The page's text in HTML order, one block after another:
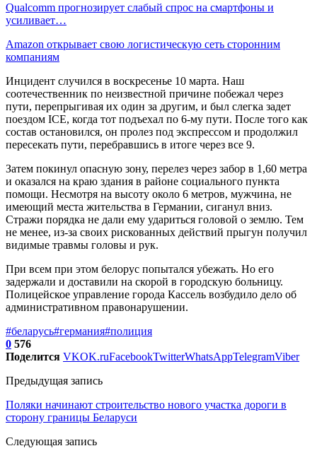
Qualcomm прогнозирует слабый спрос на смартфоны и
усиливает…
Amazon открывает свою логистическую сеть сторонним
компаниям
Инцидент случился в воскресенье 10 марта. Наш
соотечественник по неизвестной причине побежал через
пути, перепрыгивая их один за другим, и был слегка задет
поездом ICE, когда тот подъехал по 6-му пути. После того как
состав остановился, он пролез под экспрессом и продолжил
пересекать пути, перебравшись в итоге через все 9.
Затем покинул опасную зону, перелез через забор в 1,60 метра
и оказался на краю здания в районе социального пункта
помощи. Несмотря на высоту около 6 метров, мужчина, не
имеющий места жительства в Германии, сиганул вниз.
Стражи порядка не дали ему удариться головой о землю. Тем
не менее, из-за своих рискованных действий прыгун получил
видимые травмы головы и рук.
При всем при этом белорус попытался убежать. Но его
задержали и доставили на скорой в городскую больницу.
Полицейское управление города Кассель возбудило дело об
административном правонарушении.
#беларусь#германия#полиция
0 576
Поделится VKOK.ruFacebookTwitterWhatsAppTelegramViber
Предыдущая запись
Поляки начинают строительство нового участка дороги в
сторону границы Беларуси
Следующая запись